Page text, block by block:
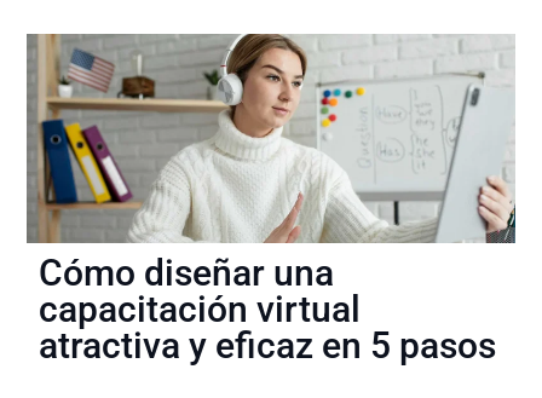
Cómo diseñar una
capacitación virtual
atractiva y eficaz en 5 pasos